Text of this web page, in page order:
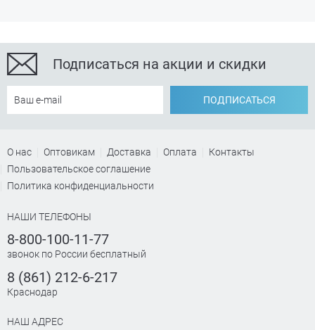
Подписаться на акции и скидки
ПОДПИСАТЬСЯ
О нас Оптовикам Доставка Оплата
Контакты
Пользовательское соглашение
Политика конфиденциальности
НАШИ ТЕЛЕФОНЫ
8-800-100-11-77
звонок по России бесплатный
8 (861) 212-6-217
Краснодар
НАШ АДРЕС